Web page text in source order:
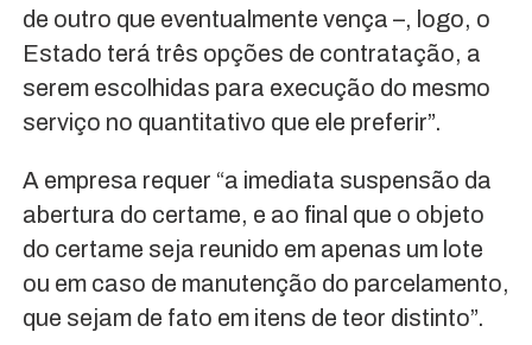
de outro que eventualmente vença –, logo, o
Estado terá três opções de contratação, a
serem escolhidas para execução do mesmo
serviço no quantitativo que ele preferir”.
A empresa requer “a imediata suspensão da
abertura do certame, e ao final que o objeto
do certame seja reunido em apenas um lote
ou em caso de manutenção do parcelamento,
que sejam de fato em itens de teor distinto”.